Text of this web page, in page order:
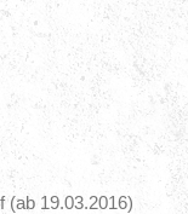
(ab 19.03.2016)